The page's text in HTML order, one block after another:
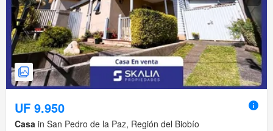
UF 9.950
Casa in San Pedro de la Paz, Región del Biobío